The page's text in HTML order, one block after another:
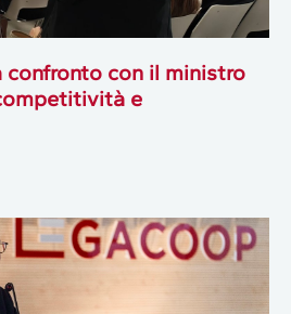
confronto con il ministro
e